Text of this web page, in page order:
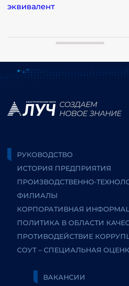
эквивалент
РУКОВОДСТВО
ИСТОРИЯ ПРЕДПРИЯТИЯ
ПРОИЗВОДСТВЕННО-
ФИЛИАЛЫ
КОРПОРАТИВНАЯ
ПОЛИТИКА В ОБЛАСТИ
ПРОТИВОДЕЙСТВИЕ
СОУТ – СПЕЦИАЛЬНАЯ
ВАКАНСИИ